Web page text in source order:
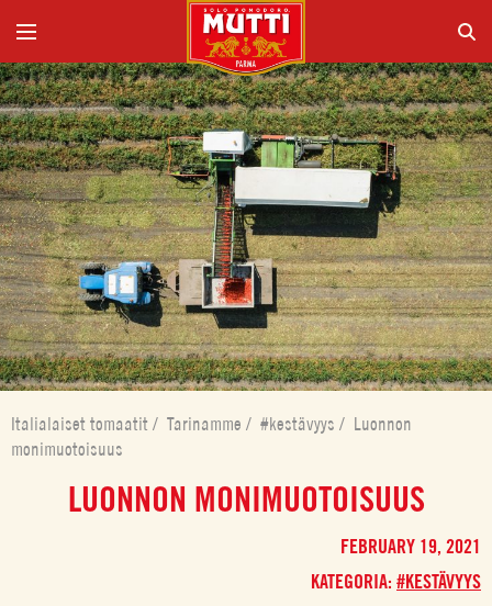
Italialaiset tomaatit / Tarinamme / #kestävyys / Luonnon
monimuotoisuus
LUONNON MONIMUOTOISUUS
FEBRUARY 19, 2021
KATEGORIA: #KESTÄVYYS